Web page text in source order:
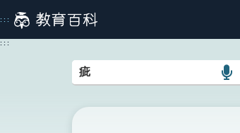
到
主
:::
:::
語
搜